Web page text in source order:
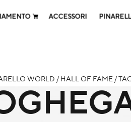
ACCESSORI
WORLD / HALL OF FAME /